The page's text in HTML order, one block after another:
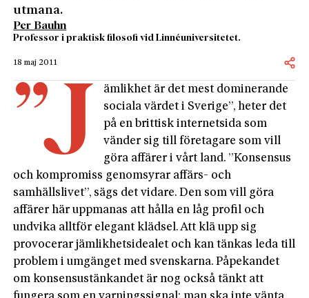
utmana.
Per Bauhn
Professor i praktisk filosofi vid Linnéuniversitetet.
18 maj 2011
”J
ämlikhet är det mest dominerande
sociala värdet i Sverige”, heter det
på en brittisk internetsida som
vänder sig till företagare som vill
göra affärer i vårt land. ”Konsensus
och kompromiss genomsyrar affärs- och
samhällslivet”, sägs det vidare. Den som vill göra
affärer här uppmanas att hålla en låg profil och
undvika alltför elegant klädsel. Att klä upp sig
provocerar jämlikhetsidealet och kan tänkas leda till
problem i umgänget med svenskarna. Påpekandet
om konsensustänkandet är nog också tänkt att